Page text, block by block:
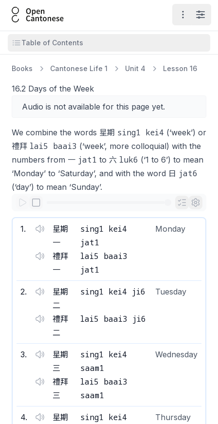
Open Cantonese
Open
Open table of contents
Table of Contents
Books Cantonese Life 1 Unit 4 Lesson 16
16.2 Days of the Week
Audio is not available for this page yet.
We combine the words 星期 sing1 kei4 (‘week’) or
禮拜 lai5 baai3 (‘week’, more colloquial) with the
numbers from 一 jat1 to 六 luk6 (‘1 to 6’) to mean
‘Monday’ to ‘Saturday’, and with the word 日 jat6
(‘day’) to mean ‘Sunday’.
1.
星期
一
sing1 kei4
jat1
Monday
禮拜
一
lai5 baai3
jat1
2.
星期
二
sing1 kei4 ji6 Tuesday
禮拜
二
lai5 baai3 ji6
3.
星期
三
sing1 kei4
saam1
Wednesday
禮拜
三
lai5 baai3
saam1
4.
星期
sing1 kei4
Thursday